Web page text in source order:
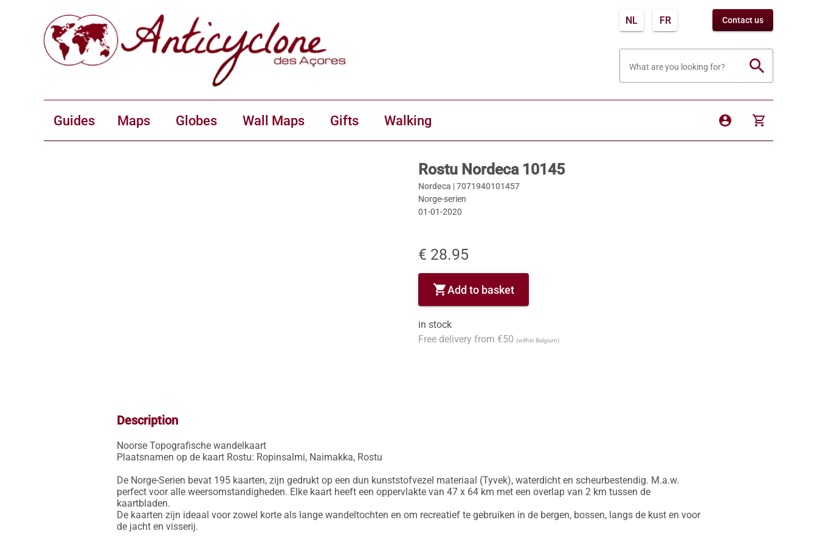
NL FR Contact us
What are you looking for? search
Guides Maps Globes Wall Maps Gifts Walking account_circle shopping_cart
Rostu Nordeca 10145
Nordeca |7071940101457
Norge-serien
01-01-2020
€ 28.95
shopping_cartAdd to basket
in stock
Free delivery from €50 (within Belgium)
Description
Noorse Topografische wandelkaart
Plaatsnamen op de kaart Rostu: Ropinsalmi, Naimakka, Rostu
De Norge-Serien bevat 195 kaarten, zijn gedrukt op een dun kunststofvezel materiaal (Tyvek), waterdicht en scheurbestendig. M.a.w.
perfect voor alle weersomstandigheden. Elke kaart heeft een oppervlakte van 47 x 64 km met een overlap van 2 km tussen de
kaartbladen.
De kaarten zijn ideaal voor zowel korte als lange wandeltochten en om recreatief te gebruiken in de bergen, bossen, langs de kust en voor
de jacht en visserij.